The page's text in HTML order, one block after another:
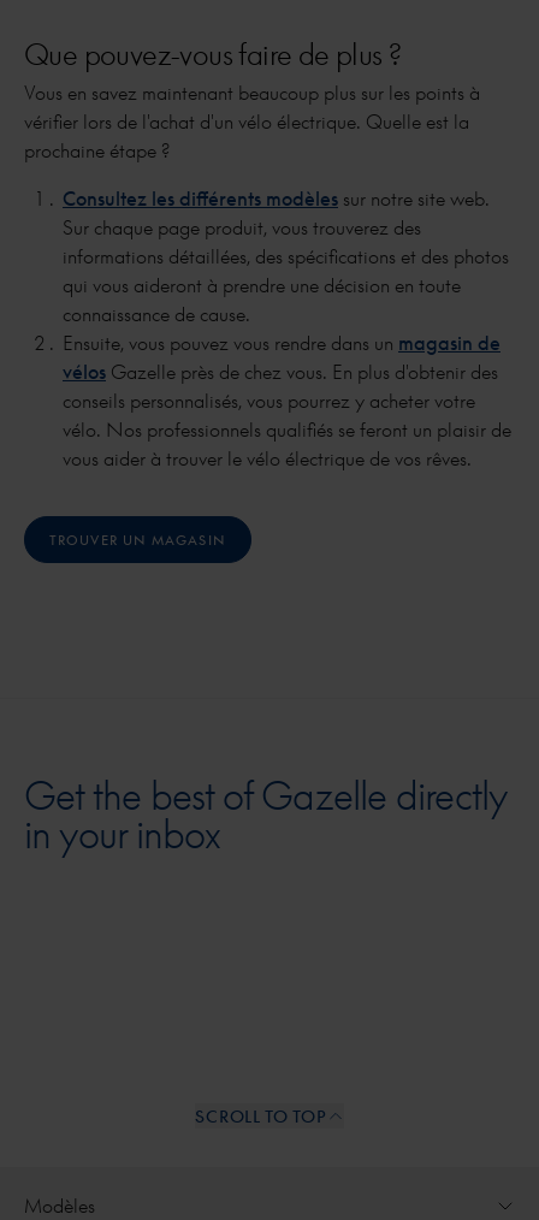
Que pouvez-vous faire de plus ?
Vous en savez maintenant beaucoup plus sur les points à
vérifier lors de l'achat d'un vélo électrique. Quelle est la
prochaine étape ?
Consultez les différents modèles sur notre site web.
Sur chaque page produit, vous trouverez des
informations détaillées, des spécifications et des photos
qui vous aideront à prendre une décision en toute
connaissance de cause.
Ensuite, vous pouvez vous rendre dans un magasin de
vélos Gazelle près de chez vous. En plus d'obtenir des
conseils personnalisés, vous pourrez y acheter votre
vélo. Nos professionnels qualifiés se feront un plaisir de
vous aider à trouver le vélo électrique de vos rêves.
TROUVER UN MAGASIN
Get the best of Gazelle directly
in your inbox
SCROLL TO TOP
Modèles